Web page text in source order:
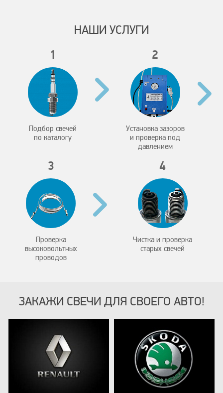
НАШИ УСЛУГИ
1
Подбор свечей
по каталогу
2
Установка зазоров
и проверка под
давлением
3
Проверка
высоковольтных
проводов
4
Чистка и проверка
старых свечей
ЗАКАЖИ СВЕЧИ ДЛЯ СВОЕГО АВТО!